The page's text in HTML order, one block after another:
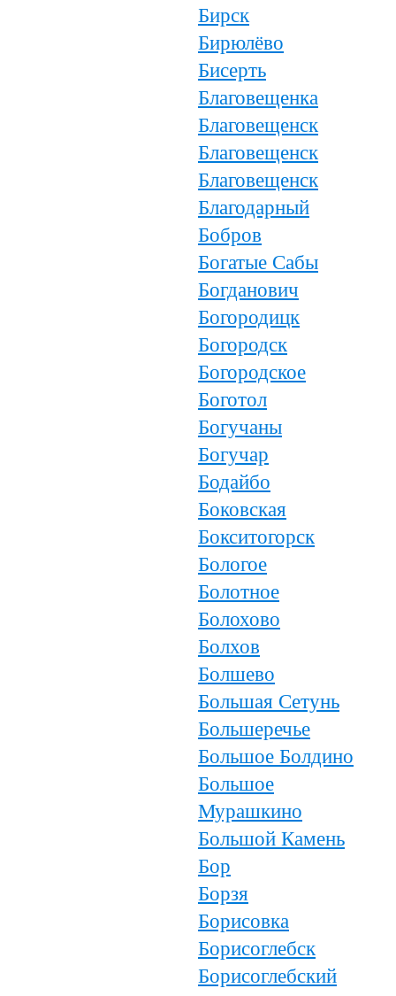
Бирск
Бирюлёво
Бисерть
Благовещенка
Благовещенск
Благовещенск
Благовещенск
Благодарный
Бобров
Богатые Сабы
Богданович
Богородицк
Богородск
Богородское
Боготол
Богучаны
Богучар
Бодайбо
Боковская
Бокситогорск
Бологое
Болотное
Болохово
Болхов
Болшево
Большая Сетунь
Большеречье
Большое Болдино
Большое
Мурашкино
Большой Камень
Бор
Борзя
Борисовка
Борисоглебск
Борисоглебский